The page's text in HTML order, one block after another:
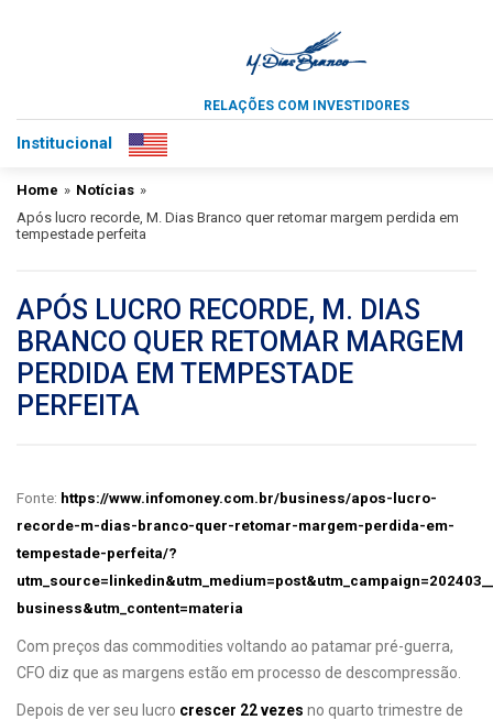
RELAÇÕES COM INVESTIDORES
Institucional
Home » Notícias »
Após lucro recorde, M. Dias Branco quer retomar margem perdida em
tempestade perfeita
APÓS LUCRO RECORDE, M. DIAS
BRANCO QUER RETOMAR MARGEM
PERDIDA EM TEMPESTADE
PERFEITA
Fonte: https://www.infomoney.com.br/business/apos-lucro-
recorde-m-dias-branco-quer-retomar-margem-perdida-em-
tempestade-perfeita/?
business&utm_content=materia
Com preços das commodities voltando ao patamar pré-guerra,
CFO diz que as margens estão em processo de descompressão.
Depois de ver seu lucro crescer 22 vezes no quarto trimestre de